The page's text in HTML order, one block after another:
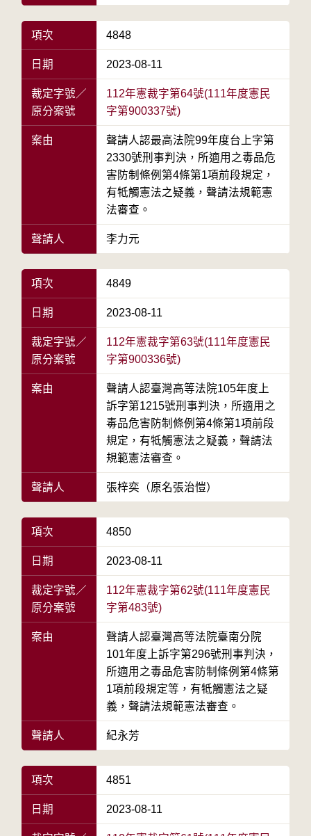
項次 4848
日期 2023-08-11
裁定字號／
原分案號
112年憲裁字第64號(111年度憲民
字第900337號)
案由
聲請人認最高法院99年度台上字第
2330號刑事判決，所適用之毒品危
害防制條例第4條第1項前段規定，
有牴觸憲法之疑義，聲請法規範憲
法審查。
聲請人 李力元
項次 4849
日期 2023-08-11
裁定字號／
原分案號
112年憲裁字第63號(111年度憲民
字第900336號)
案由
聲請人認臺灣高等法院105年度上
訴字第1215號刑事判決，所適用之
毒品危害防制條例第4條第1項前段
規定，有牴觸憲法之疑義，聲請法
規範憲法審查。
聲請人 張梓奕（原名張治愷）
項次 4850
日期 2023-08-11
裁定字號／
原分案號
112年憲裁字第62號(111年度憲民
字第483號)
案由
聲請人認臺灣高等法院臺南分院
101年度上訴字第296號刑事判決，
所適用之毒品危害防制條例第4條第
1項前段規定等，有牴觸憲法之疑
義，聲請法規範憲法審查。
聲請人 紀永芳
項次 4851
日期 2023-08-11